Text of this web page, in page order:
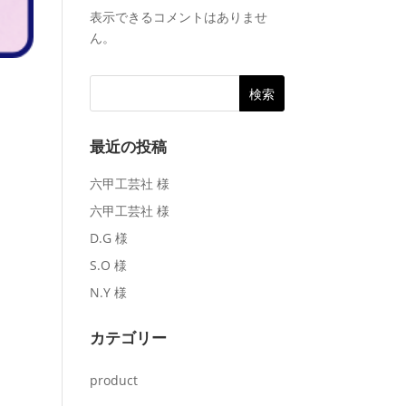
表示できるコメントはありませ
ん。
最近の投稿
六甲工芸社 様
六甲工芸社 様
D.G 様
S.O 様
N.Y 様
カテゴリー
product